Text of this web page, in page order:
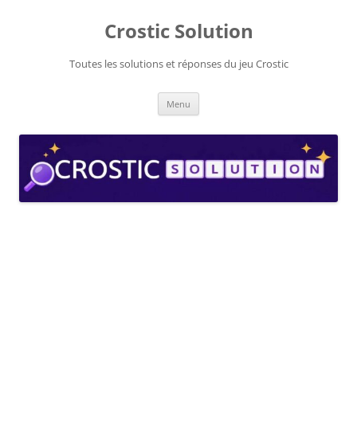
Crostic Solution
Toutes les solutions et réponses du jeu Crostic
Menu